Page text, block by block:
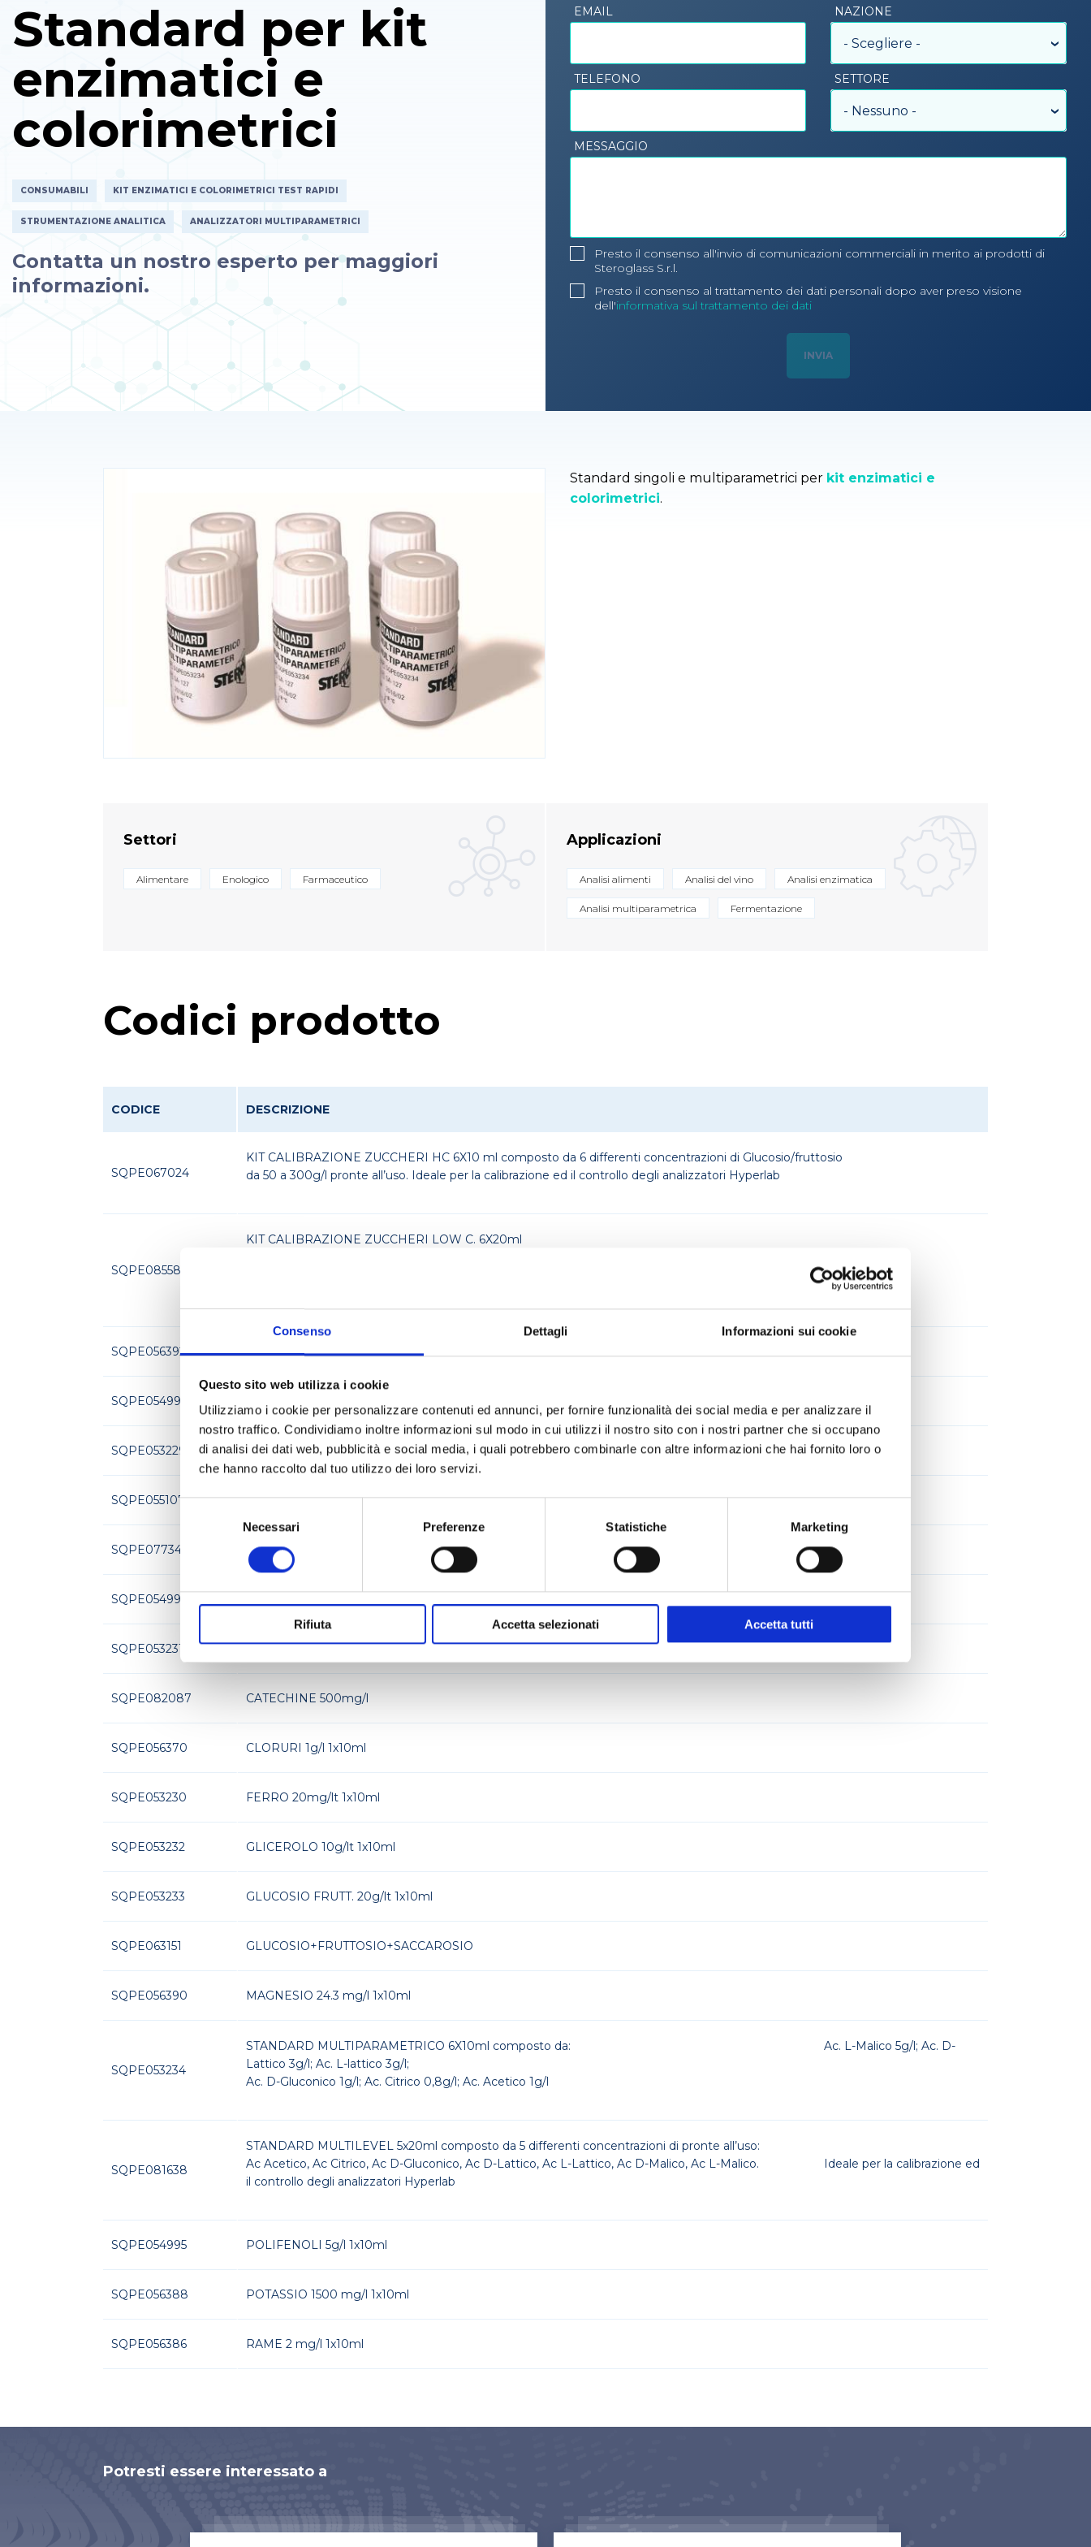
Consenso Dettagli Informazioni sui cookie
Questo sito web utilizza i cookie
Utilizziamo i cookie per personalizzare contenuti ed annunci, per fornire funzionalità dei social media e per analizzare il
nostro traffico. Condividiamo inoltre informazioni sul modo in cui utilizzi il nostro sito con i nostri partner che si occupano
di analisi dei dati web, pubblicità e social media, i quali potrebbero combinarle con altre informazioni che hai fornito loro o
che hanno raccolto dal tuo utilizzo dei loro servizi.
consenso
Necessari Preferenze Statistiche Marketing
Rifiuta Accetta selezionati Accetta tutti
Standard per kit
enzimatici e
colorimetrici
CONSUMABILI KIT ENZIMATICI E COLORIMETRICI TEST RAPIDI
STRUMENTAZIONE ANALITICA ANALIZZATORI MULTIPARAMETRICI
Contatta un nostro esperto per maggiori
informazioni.
EMAIL NAZIONE
- Scegliere -
TELEFONO SETTORE
- Nessuno -
MESSAGGIO
Presto il consenso all'invio di comunicazioni commerciali in merito ai prodotti di
Steroglass S.r.l.
Presto il consenso al trattamento dei dati personali dopo aver preso visione
dell'informativa sul trattamento dei dati
Standard singoli e multiparametrici per kit enzimatici e
colorimetrici.
Settori
Alimentare Enologico Farmaceutico
Applicazioni
Analisi alimenti Analisi del vino Analisi enzimatica
Analisi multiparametrica Fermentazione
Codici prodotto
CODICE DESCRIZIONE
SQPE067024
KIT CALIBRAZIONE ZUCCHERI HC 6X10 ml composto da 6 differenti concentrazioni di Glucosio/fruttosio
da 50 a 300g/l pronte all’uso. Ideale per la calibrazione ed il controllo degli analizzatori Hyperlab
SQPE085587
KIT CALIBRAZIONE ZUCCHERI LOW C. 6X20ml
SQPE056392 ACIDO PIRUVICO 0.5 g/l 1x10ml
SQPE054994
SQPE053229 ALDEIDE ACETICA 100mg/lt 1x10ml
SQPE055107 alfa-AMMINICO 160 mg/l 1x10ml
SQPE077343 alfa-AMMINICO 300 mg/l 1x10ml
SQPE054993
SQPE053231 CALCIO 100mg/lt 1x10ml
SQPE082087 CATECHINE 500mg/l
SQPE056370 CLORURI 1g/l 1x10ml
SQPE053230 FERRO 20mg/lt 1x10ml
SQPE053232 GLICEROLO 10g/lt 1x10ml
SQPE053233 GLUCOSIO FRUTT. 20g/lt 1x10ml
SQPE063151 GLUCOSIO+FRUTTOSIO+SACCAROSIO
SQPE056390 MAGNESIO 24.3 mg/l 1x10ml
SQPE053234
STANDARD MULTIPARAMETRICO 6X10ml composto da: Ac. L-Malico 5g/l; Ac. D-
Lattico 3g/l; Ac. L-lattico 3g/l;
Ac. D-Gluconico 1g/l; Ac. Citrico 0,8g/l; Ac. Acetico 1g/l
SQPE081638
STANDARD MULTILEVEL 5x20ml composto da 5 differenti concentrazioni di pronte all’uso:
Ac Acetico, Ac Citrico, Ac D-Gluconico, Ac D-Lattico, Ac L-Lattico, Ac D-Malico, Ac L-Malico. Ideale per la calibrazione ed
il controllo degli analizzatori Hyperlab
SQPE054995 POLIFENOLI 5g/l 1x10ml
SQPE056388 POTASSIO 1500 mg/l 1x10ml
SQPE056386 RAME 2 mg/l 1x10ml
Potresti essere interessato a